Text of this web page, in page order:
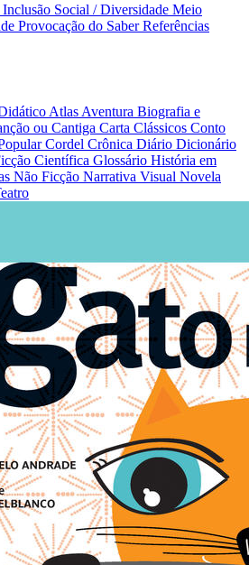
Inclusão Social / Diversidade Meio
Provocação do SaberReferências
AtlasAventura Biografia e
ou Cantiga Carta Clássicos Conto
Cordel Crônica Diário Dicionário
Científica Glossário História em
Não Ficção Narrativa Visual Novela